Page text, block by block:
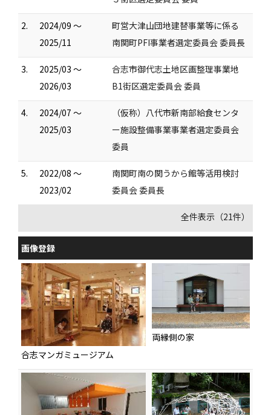
2.
2024/09 ～
2025/11
町営大津山団地建替事業等に係る
南関町PFI事業者選定委員会 委員長
3.
2025/03 ～
2026/03
合志市御代志土地区画整理事業地
B1街区選定委員会 委員
4.
2024/07 ～
2025/03
（仮称）八代市新南部給食センタ
ー施設整備事業事業者選定委員会
委員
5.
2022/08 ～
2023/02
南関町南の関うから館等活用検討
委員会 委員長
全件表示（21件）
画像登録
合志マンガミュージアム
両縁側の家